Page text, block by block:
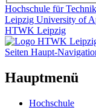
Hochschule für
Leipzig University of
HTWK Leipzig
Seiten Haupt-
Hauptmenü
Hochschule